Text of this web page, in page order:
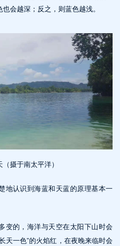
会越深；反之，则蓝色越浅。
摄于南太平洋）
地认识到海蓝和天蓝的原理基本一
变的，海洋与天空在太阳下山时会
天一色”的火焰红，在夜晚来临时会